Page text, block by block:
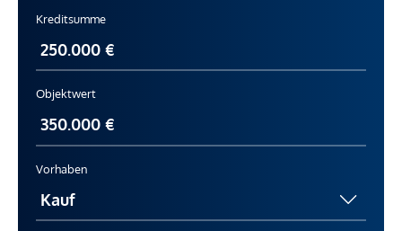
Kreditsumme
Objektwert
Vorhaben